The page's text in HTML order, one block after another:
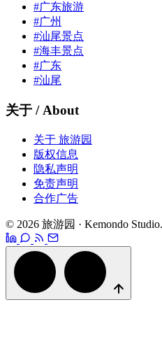
#广东旅游
#广州
#汕尾景点
#海丰景点
#广东
#汕尾
关于 / About
关于 旅游园
版权信息
隐私声明
免责声明
合作广告
© 2026 旅游园 · Kemondo